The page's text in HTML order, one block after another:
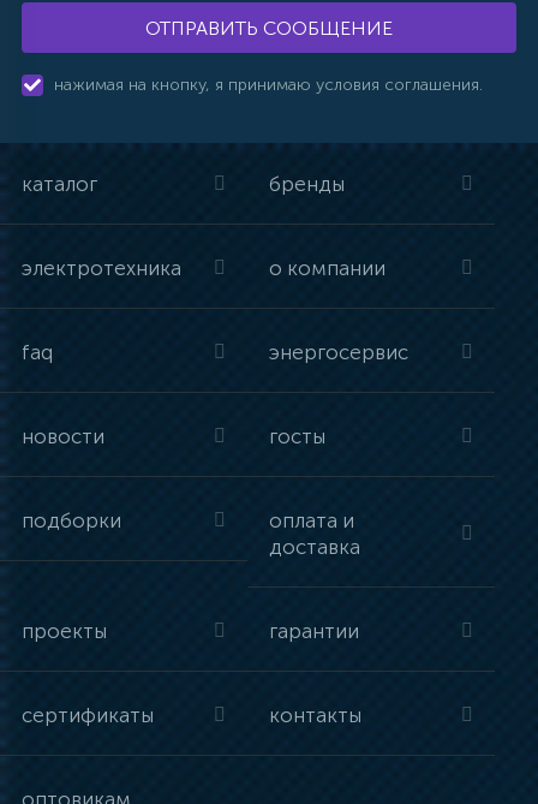
ОТПРАВИТЬ СООБЩЕНИЕ
нажимая на кнопку, я принимаю условия соглашения.
каталог бренды
электротехника о компании
faq энергосервис
новости госты
подборки
оплата и
доставка
проекты гарантии
сертификаты контакты
оптовикам